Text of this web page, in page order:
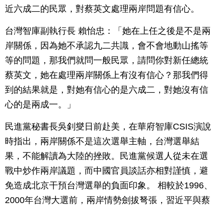
近六成二的民眾，對蔡英文處理兩岸問題有信心。
台灣智庫副執行長 賴怡忠：「她在上任之後是不是兩
岸關係，因為她不承認九二共識，會不會地動山搖等
等的問題，那我們就問一般民眾，請問你對新任總統
蔡英文，她在處理兩岸關係上有沒有信心？那我們得
到的結果就是，對她有信心的是六成二，對她沒有信
心的是兩成一。」
民進黨秘書長吳釗燮日前赴美，在華府智庫CSIS演說
時指出，兩岸關係不是這次選舉主軸，台灣選舉結
果，不能解讀為大陸的挫敗。民進黨候選人從未在選
戰中炒作兩岸議題，而中國官員談話亦相對謹慎，避
免造成北京干預台灣選舉的負面印象。 相較於1996、
2000年台灣大選前，兩岸情勢劍拔弩張，習近平與蔡